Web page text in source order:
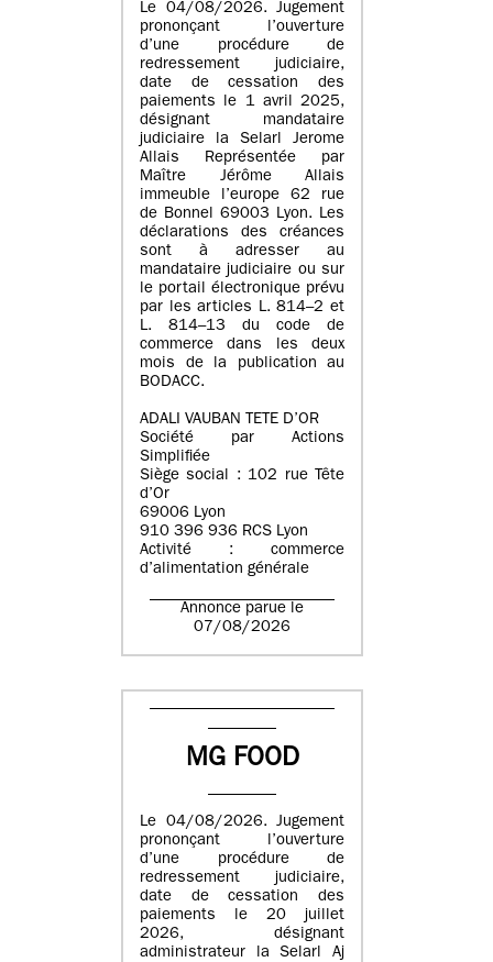
Le 04/08/2026. Jugement
prononçant l’ouverture
d’une procédure de
redressement judiciaire,
date de cessation des
paiements le 1 avril 2025,
désignant mandataire
judiciaire la Selarl Jerome
Allais Représentée par
Maître Jérôme Allais
immeuble l’europe 62 rue
de Bonnel 69003 Lyon. Les
déclarations des créances
sont à adresser au
mandataire judiciaire ou sur
le portail électronique prévu
par les articles L. 814–2 et
L. 814–13 du code de
commerce dans les deux
mois de la publication au
BODACC.
ADALI VAUBAN TETE D’OR
Société par Actions
Simplifiée
Siège social : 102 rue Tête
d’Or
69006 Lyon
910 396 936 RCS Lyon
Activité : commerce
d’alimentation générale
Annonce parue le
07/08/2026
MG FOOD
Le 04/08/2026. Jugement
prononçant l’ouverture
d’une procédure de
redressement judiciaire,
date de cessation des
paiements le 20 juillet
2026, désignant
administrateur la Selarl Aj